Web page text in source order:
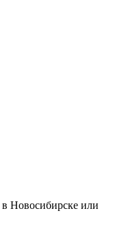
в Новосибирске или